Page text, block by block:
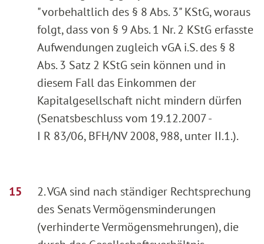
"vorbehaltlich des § 8 Abs. 3" KStG, woraus
folgt, dass von § 9 Abs. 1 Nr. 2 KStG erfasste
Aufwendungen zugleich vGA i.S. des § 8
Abs. 3 Satz 2 KStG sein können und in
diesem Fall das Einkommen der
Kapitalgesellschaft nicht mindern dürfen
(Senatsbeschluss vom 19.12.2007 -
I R 83/06, BFH/NV 2008, 988, unter II.1.).
2. VGA sind nach ständiger Rechtsprechung
des Senats Vermögensminderungen
(verhinderte Vermögensmehrungen), die